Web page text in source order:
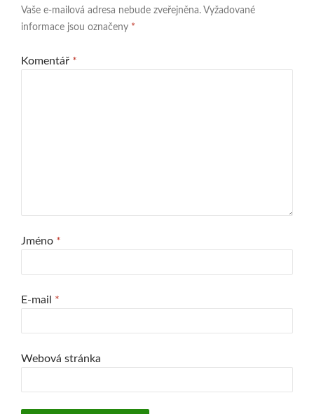
Vaše e-mailová adresa nebude zveřejněna. Vyžadované
informace jsou označeny *
Komentář *
Jméno *
E-mail *
Webová stránka